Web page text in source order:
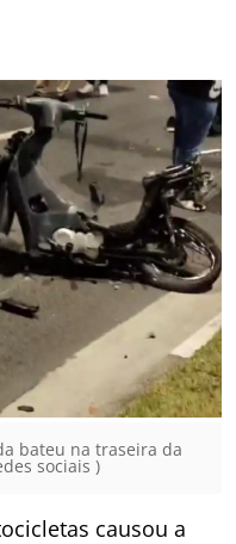
bateu na traseira da
sociais )
causou a